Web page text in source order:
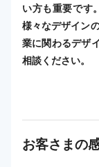
い方も重要です
様々なデザイン
業に関わるデザ
相談ください。
お客さまの